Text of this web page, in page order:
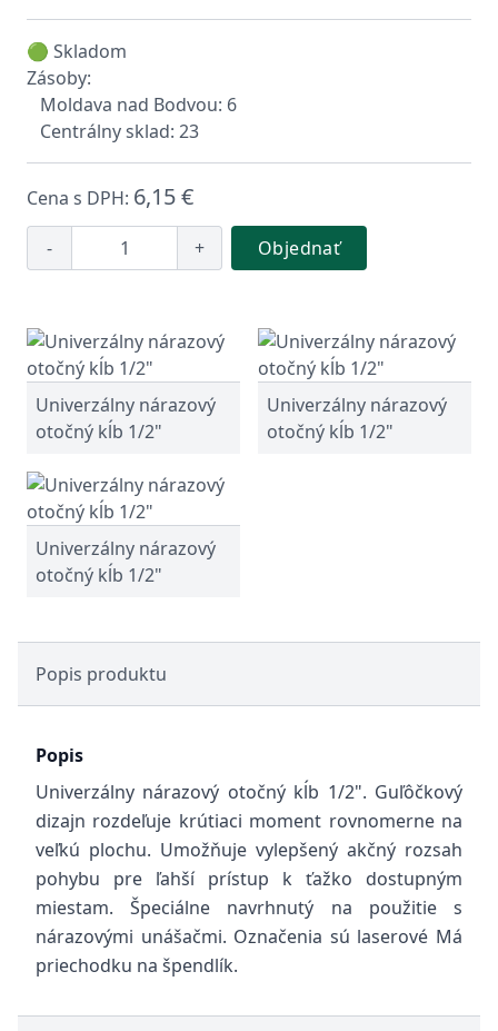
🟢 Skladom
Zásoby:
Moldava nad Bodvou: 6
Centrálny sklad: 23
Cena s DPH: 6,15 €
- + Objednať
Univerzálny nárazový
otočný kĺb 1/2"
Univerzálny nárazový
otočný kĺb 1/2"
Univerzálny nárazový
otočný kĺb 1/2"
Popis produktu
Popis
Univerzálny nárazový otočný kĺb 1/2". Guľôčkový
dizajn rozdeľuje krútiaci moment rovnomerne na
veľkú plochu. Umožňuje vylepšený akčný rozsah
pohybu pre ľahší prístup k ťažko dostupným
miestam.Špeciálne navrhnutý na použitie s
nárazovými unášačmi. Označenia sú laserové Má
priechodku na špendlík.